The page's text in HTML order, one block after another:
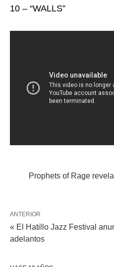
10 – “WALLS”
Prophets of Rage
ANTERIOR
« El Hatillo Jazz Festival
adelantos